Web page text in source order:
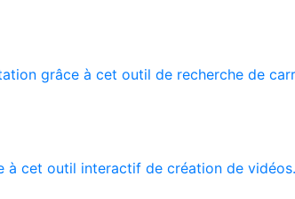
grâce à cet outil de recherche de
à cet outil interactif de création de vidéos.